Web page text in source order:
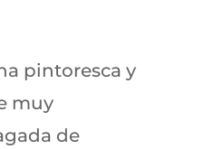
pintoresca y
muy
de